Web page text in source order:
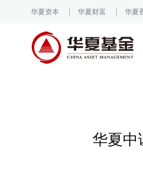
华夏资本 华夏财富 华夏
华夏中